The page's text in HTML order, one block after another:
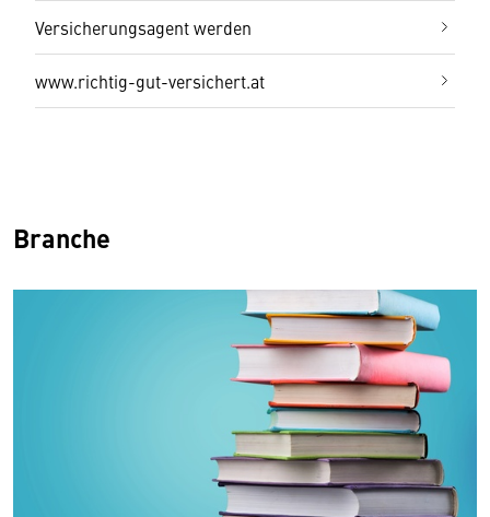
Versicherungsagent werden
www.richtig-gut-versichert.at
Branche